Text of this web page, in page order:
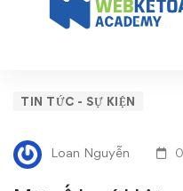
Một
số
TIN TỨC - SỰ KIỆN
Loan Nguyễn